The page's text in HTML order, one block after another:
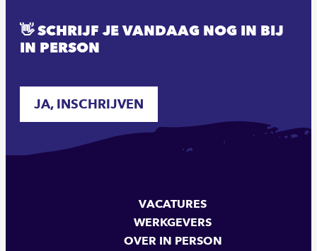
👋 SCHRIJF JE VANDAAG NOG IN BIJ
IN PERSON
JA, INSCHRIJVEN
VACATURES
WERKGEVERS
OVER IN PERSON